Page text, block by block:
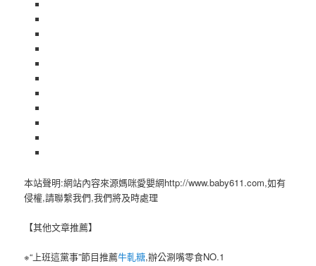
本站聲明:網站內容來源媽咪愛嬰網http://www.baby611.com,如有
侵權,請聯繫我們,我們將及時處理
【其他文章推薦】
※“上班這黨事”節目推薦牛軋糖,辦公涮嘴零食NO.1